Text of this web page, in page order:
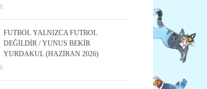
FUTBOL YALNIZCA FUTBOL
DEĞİLDİR / YUNUS BEKİR
YURDAKUL (HAZİRAN 2026)